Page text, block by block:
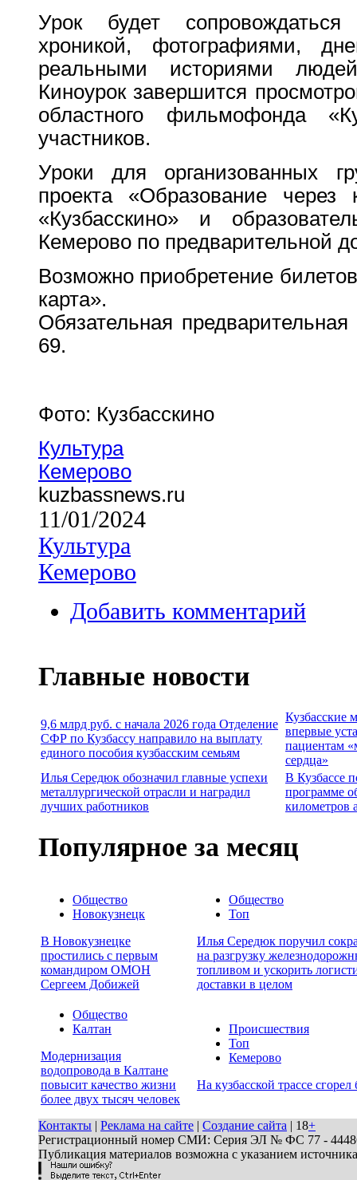
Урок будет
хроникой, фотографиями,
реальными историями
Киноурок завершится
областного фильмофонда
участников.
Уроки для организованных
проекта «Образование через
«Кузбасскино» и
Кемерово по предварительной
Возможно приобретение
карта».
Обязательная
69.
Фото: Кузбасскино
Культура
Кемерово
kuzbassnews.ru
11/01/2024
Культура
Кемерово
Добавить комментарий
Главные новости
9,6 млрд руб. с начала 2026 года Отделение
СФР по Кузбассу направило на выплату
единого пособия кузбасским семьям
Кузбасские
впервые
пациентам
сердца»
Илья Середюк обозначил главные успехи
металлургической отрасли и наградил
лучших работников
В Кузбассе
программе
километров
Популярное за месяц
Общество
Новокузнецк
В Новокузнецке
простились с первым
командиром ОМОН
Сергеем Добижей
Общество
Топ
Илья Середюк поручил
на разгрузку
топливом и ускорить
доставки в целом
Общество
Калтан
Модернизация
водопровода в Калтане
повысит качество жизни
более двух тысяч человек
Происшествия
Топ
Кемерово
На кузбасской трассе сгорел
Контакты | Реклама на сайте | Создание сайта | 18+
Регистрационный номер СМИ: Серия ЭЛ № ФС 77 - 44486
Публикация материалов возможна с указанием